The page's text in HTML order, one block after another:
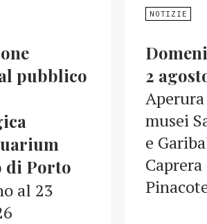
pubblico
Porto
al 23
NOTIZIE
2
musei
e